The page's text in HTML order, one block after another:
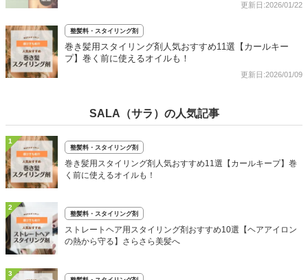
更新日:2026/01/22
整髪料・スタイリング剤
巻き髪用スタイリング剤人気おすすめ11選【カールキー
プ】巻く前に使えるオイルも！
更新日:2026/01/09
SALA（サラ）の人気記事
1
整髪料・スタイリング剤
巻き髪用スタイリング剤人気おすすめ11選【カールキープ】巻
く前に使えるオイルも！
2
整髪料・スタイリング剤
ストレートヘア用スタイリング剤おすすめ10選【ヘアアイロン
の熱から守る】さらさら美髪へ
3